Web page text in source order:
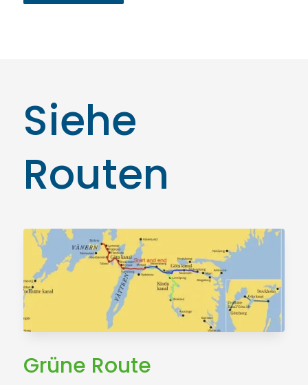
Siehe
Routen
Grüne Route